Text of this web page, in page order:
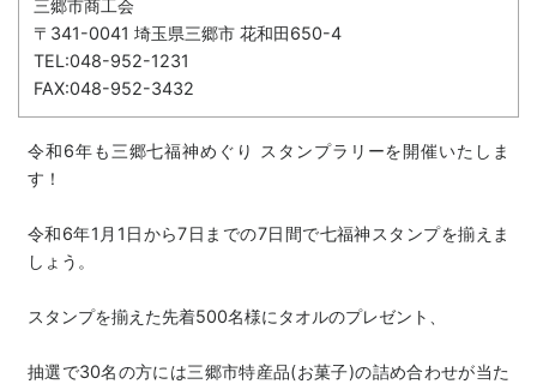
三郷市商工会
〒341-0041 埼玉県三郷市 花和田650-4
TEL:048-952-1231
FAX:048-952-3432
令和6年も三郷七福神めぐり スタンプラリーを開催いたしま
す！
令和6年1月1日から7日までの7日間で七福神スタンプを揃えま
しょう。
スタンプを揃えた先着500名様にタオルのプレゼント、
抽選で30名の方には三郷市特産品(お菓子)の詰め合わせが当た